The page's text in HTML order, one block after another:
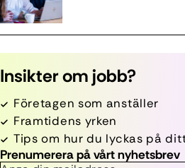
Insikter om jobb?
Företagen som anställer
Framtidens yrken
Tips om hur du lyckas på
Prenumerera på vårt nyhetsbrev